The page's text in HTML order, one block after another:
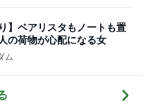
】ベアリスタもノートも置
の荷物が心配になる女
ム